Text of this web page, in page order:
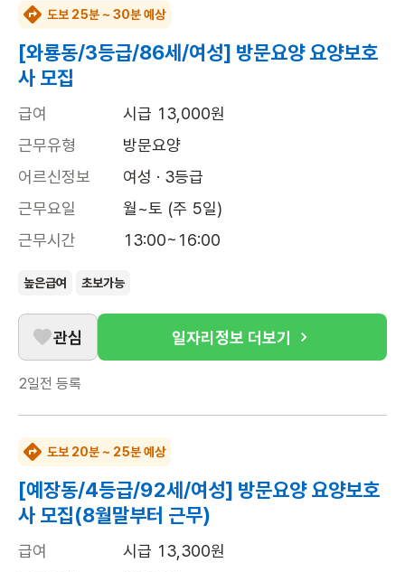
도보 25분 ~ 30분 예상
[와룡동/3등급/86세/여성] 방문요양 요양보호
사 모집
급여
시급 13,000원
근무유형
방문요양
어르신정보
여성 · 3등급
근무요일
월~토 (주 5일)
근무시간
13:00~16:00
높은급여 초보가능
관심 일자리정보 더보기
2일전 등록
도보 20분 ~ 25분 예상
[예장동/4등급/92세/여성] 방문요양 요양보호
사 모집(8월말부터 근무)
급여
시급 13,300원